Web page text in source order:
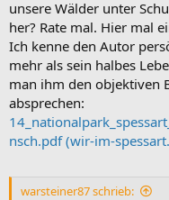
unsere Wälder unter
her? Rate mal. Hier mal
Ich kenne den Autor
mehr als sein halbes
man ihm den objektiven
absprechen:
nsch.pdf (wir-im-
warsteiner87 schrieb: